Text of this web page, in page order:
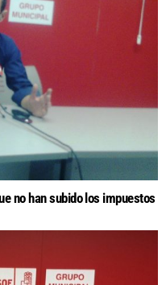
no han subido los impuestos